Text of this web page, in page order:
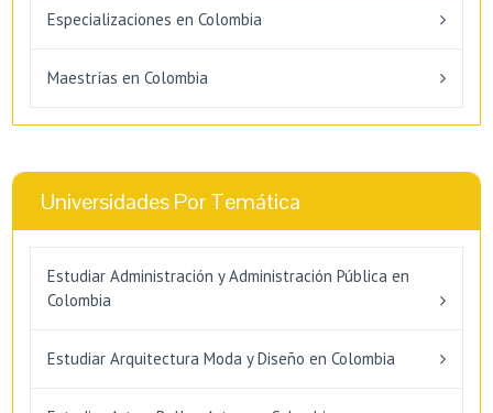
Especializaciones en Colombia
Maestrías en Colombia
Universidades Por Temática
Estudiar Administración y Administración Pública en
Colombia
Estudiar Arquitectura Moda y Diseño en Colombia